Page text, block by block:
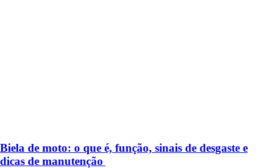
Biela de moto: o que é, função, sinais de desgaste e
dicas de manutenção